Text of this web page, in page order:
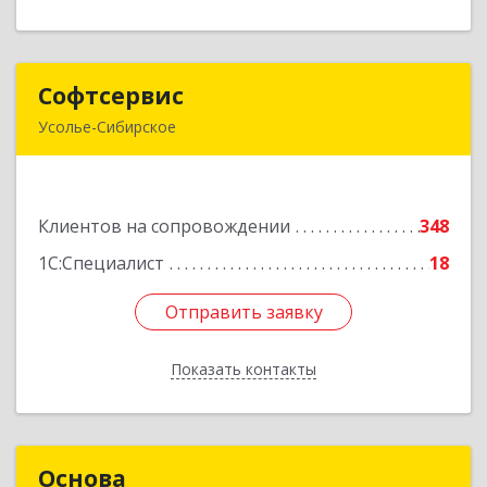
Софтсервис
Усолье-Сибирское
Клиентов на сопровождении
348
1С:Специалист
18
Отправить заявку
Показать контакты
Подробнее
Отправить заявку
Назад
Основа